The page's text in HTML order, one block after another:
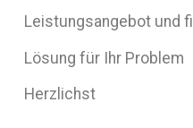
Leistungsangebot und
Lösung für Ihr Problem
Herzlichst